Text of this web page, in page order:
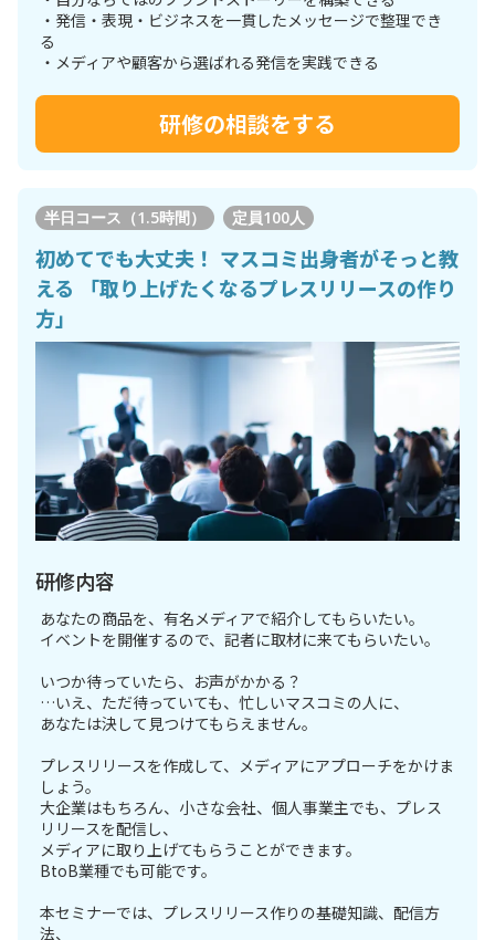
・発信・表現・ビジネスを一貫したメッセージで整理でき
る
・メディアや顧客から選ばれる発信を実践できる
研修の相談をする
半日コース（1.5時間） 定員100人
初めてでも大丈夫！ マスコミ出身者がそっと教
える 「取り上げたくなるプレスリリースの作り
方」
研修内容
あなたの商品を、有名メディアで紹介してもらいたい。
イベントを開催するので、記者に取材に来てもらいたい。
いつか待っていたら、お声がかかる？
…いえ、ただ待っていても、忙しいマスコミの人に、
あなたは決して見つけてもらえません。
プレスリリースを作成して、メディアにアプローチをかけま
しょう。
大企業はもちろん、小さな会社、個人事業主でも、プレス
リリースを配信し、
メディアに取り上げてもらうことができます。
BtoB業種でも可能です。
本セミナーでは、プレスリリース作りの基礎知識、配信方
法、